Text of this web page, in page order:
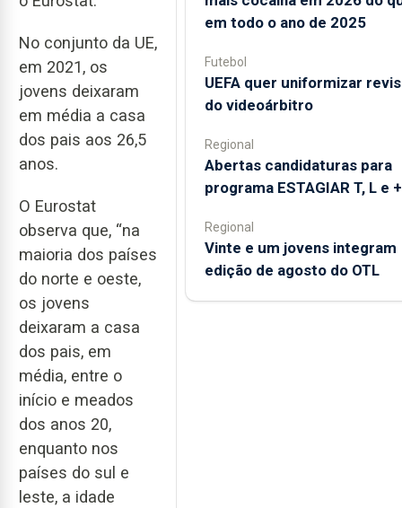
No conjunto da UE,
em 2021, os
jovens deixaram
em média a casa
dos pais aos 26,5
anos.
O Eurostat
observa que, “na
maioria dos países
do norte e oeste,
os jovens
deixaram a casa
dos pais, em
média, entre o
início e meados
dos anos 20,
enquanto nos
países do sul e
leste, a idade
em todo o ano de 2025
Futebol
UEFA quer uniformizar
do videoárbitro
Regional
Abertas candidaturas para
programa ESTAGIAR T, L e +
Regional
Vinte e um jovens integram
edição de agosto do OTL